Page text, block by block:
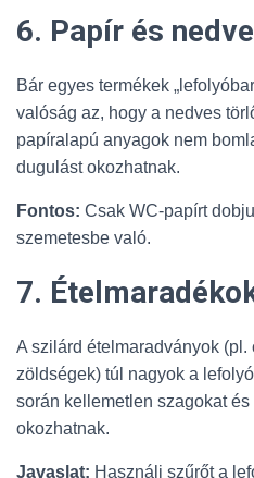
6. Papír és
Bár egyes termékek
valóság az, hogy a nedves
papíralapú anyagok nem
dugulást okozhatnak.
Fontos: Csak WC-papírt
szemetesbe való.
7.
A szilárd ételmaradványok
zöldségek) túl nagyok a
során kellemetlen szagokat
okozhatnak.
Javaslat: Használj szűrőt a